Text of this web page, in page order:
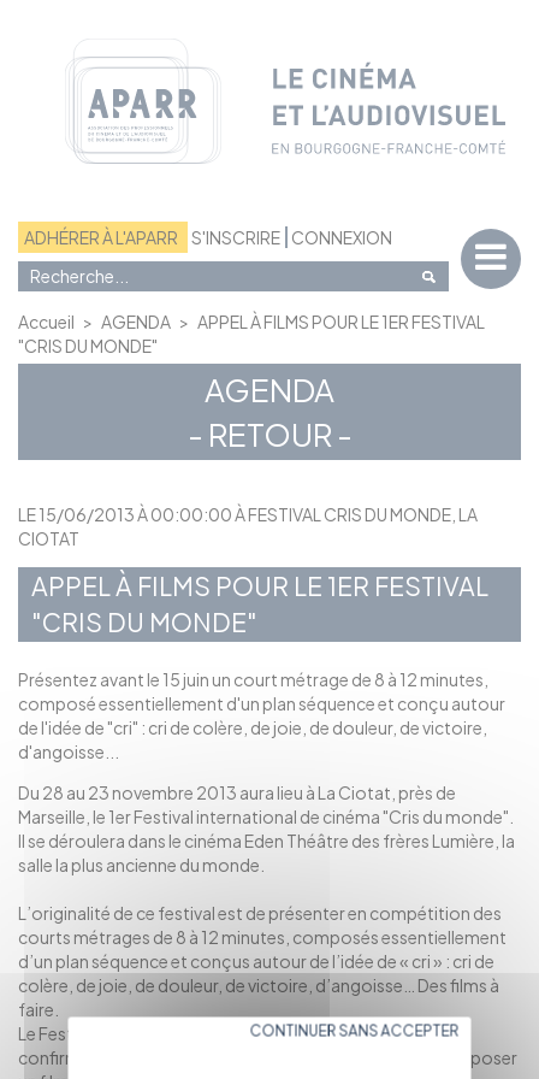
ADHÉRER À L'APARR S'INSCRIRE CONNEXION
Accueil > AGENDA > APPEL À FILMS POUR LE 1ER FESTIVAL
"CRIS DU MONDE"
AGENDA
- RETOUR -
LE 15/06/2013 À 00:00:00 À FESTIVAL CRIS DU MONDE, LA
CIOTAT
APPEL À FILMS POUR LE 1ER FESTIVAL
"CRIS DU MONDE"
Présentez avant le 15 juin un court métrage de 8 à 12 minutes,
composé essentiellement d'un plan séquence et conçu autour
de l'idée de "cri" : cri de colère, de joie, de douleur, de victoire,
d'angoisse...
Du 28 au 23 novembre 2013 aura lieu à La Ciotat, près de
Marseille, le 1er Festival international de cinéma "Cris du monde".
Il se déroulera dans le cinéma Eden Théâtre des frères Lumière, la
salle la plus ancienne du monde.
L’originalité de ce festival est de présenter en compétition des
courts métrages de 8 à 12 minutes, composés essentiellement
d’un plan séquence et conçus autour de l’idée de « cri » : cri de
colère, de joie, de douleur, de victoire, d’angoisse… Des films à
faire.
Le Festival invite tous ceux qui le souhaitent, cinéastes
confirmés, jeunes cinéastes, étudiants, débutants, … à proposer
CONTINUER SANS ACCEPTER